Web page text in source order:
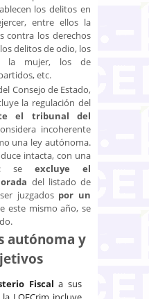
los delitos en
entre ellos la
contra los derechos
delitos de odio, los
la mujer, los de
etc.
Consejo de Estado,
la regulación del
el tribunal del
incoherente
una ley autónoma.
intacta, con una
se excluye el
del listado de
juzgados por un
este mismo año, se
autónoma y
Fiscal a sus